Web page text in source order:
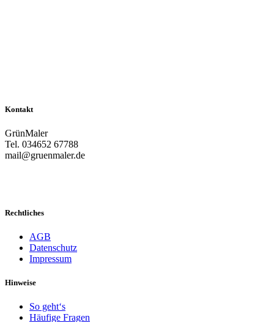
Kontakt
GrünMaler
Tel. 034652 67788
mail@gruenmaler.de
Rechtliches
AGB
Datenschutz
Impressum
Hinweise
So geht‘s
Häufige Fragen